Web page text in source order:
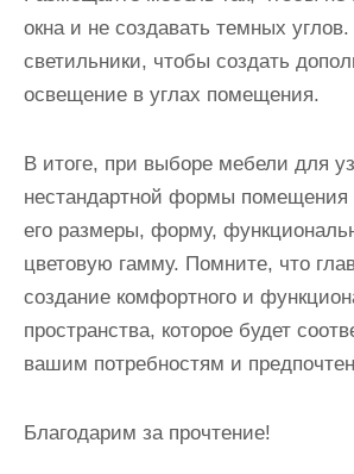
окна и не создавать темных
светильники, чтобы создать
освещение в углах помещения.
В итоге, при выборе мебели для
нестандартной формы помещения
его размеры, форму,
цветовую гамму. Помните, что
создание комфортного и
пространства, которое будет
вашим потребностям и
Благодарим за прочтение!